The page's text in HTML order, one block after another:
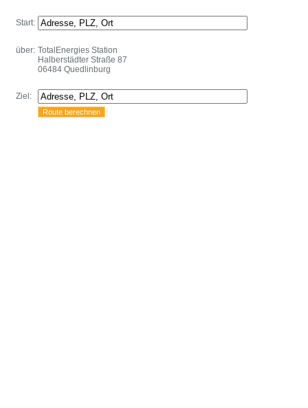
Start:
über: TotalEnergies Station
Halberstädter Straße 87
06484 Quedlinburg
Ziel: